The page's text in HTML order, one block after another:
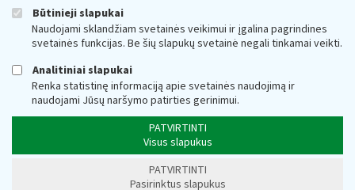
Būtinieji slapukai
Naudojami sklandžiam svetainės veikimui ir įgalina pagrindines
svetainės funkcijas. Be šių slapukų svetainė negali tinkamai veikti.
Analitiniai slapukai
Renka statistinę informaciją apie svetainės naudojimą ir
naudojami Jūsų naršymo patirties gerinimui.
PATVIRTINTI
Visus slapukus
PATVIRTINTI
Pasirinktus slapukus